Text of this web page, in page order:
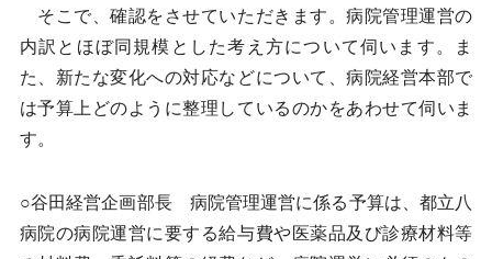
そこで、確認をさせていただきます。病院管理運営の
内訳とほぼ同規模とした考え方について伺います。ま
た、新たな変化への対応などについて、病院経営本部で
は予算上どのように整理しているのかをあわせて伺いま
す。
○谷田経営企画部長 病院管理運営に係る予算は、都立八
病院の病院運営に要する給与費や医薬品及び診療材料等